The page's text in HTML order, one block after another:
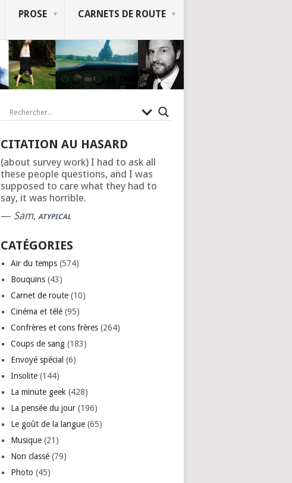
PROSE CARNETS DE ROUTE
CITATION AU HASARD
(about survey work) I had to ask all
these people questions, and I was
supposed to care what they had to
say, it was horrible.
— Sam,ATYPICAL
CATÉGORIES
Air du temps (574)
Bouquins (43)
Carnet de route (10)
Cinéma et télé (95)
Confrères et cons frères (264)
Coups de sang (183)
Envoyé spécial (6)
Insolite (144)
La minute geek (428)
La pensée du jour (196)
Le goût de la langue (65)
Musique (21)
Non classé (79)
Photo (45)